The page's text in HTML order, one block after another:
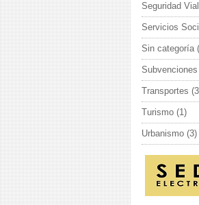
Seguridad Vial
Servicios
Sin categoría
Subvenciones
Transportes
Turismo (1)
Urbanismo (3)